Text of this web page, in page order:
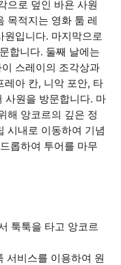
으로 덮인 바욘 사원
목적지는 영화 툼 레
원입니다. 마지막으로
합니다. 둘째 날에는
스레이의 조각상과
레아 칸, 니악 포안, 타
사원을 방문합니다. 마
해 앙코르의 깊은 정
시내로 이동하여 기념
롭하여 투어를 마무
툭툭을 타고 앙코르
서비스를 이용하여 원